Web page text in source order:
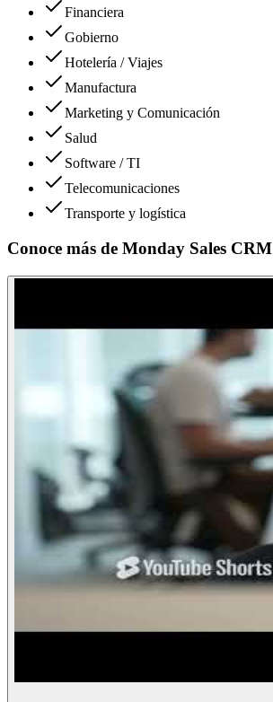
Financiera
Gobierno
Hotelería / Viajes
Manufactura
Marketing y Comunicación
Salud
Software / TI
Telecomunicaciones
Transporte y logística
Conoce más de Monday Sales CRM